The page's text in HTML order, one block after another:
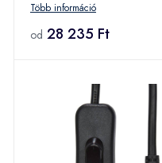
Több információ
od 28 235 Ft